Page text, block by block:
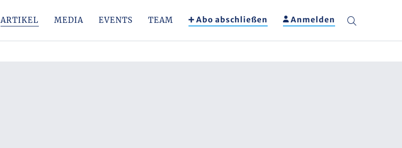
ARTIKEL MEDIA EVENTS TEAM Abo abschließen Anmelden